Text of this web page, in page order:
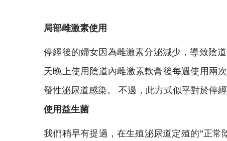
局部雌激素使用
停經後的婦女因為雌激素分泌減少，導致陰
天晚上使用陰道內雌激素軟膏後每週使用兩
發性泌尿道感染。 不過，此方式似乎對於停
使用益生菌
我們稍早有提過，在生殖泌尿道定殖的”正